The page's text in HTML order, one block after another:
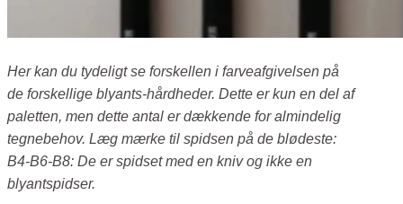
Her kan du tydeligt se forskellen i farveafgivelsen på
de forskellige blyants-hårdheder. Dette er kun en del af
paletten, men dette antal er dækkende for almindelig
tegnebehov. Læg mærke til spidsen på de blødeste:
B4-B6-B8: De er spidset med en kniv og ikke en
blyantspidser.